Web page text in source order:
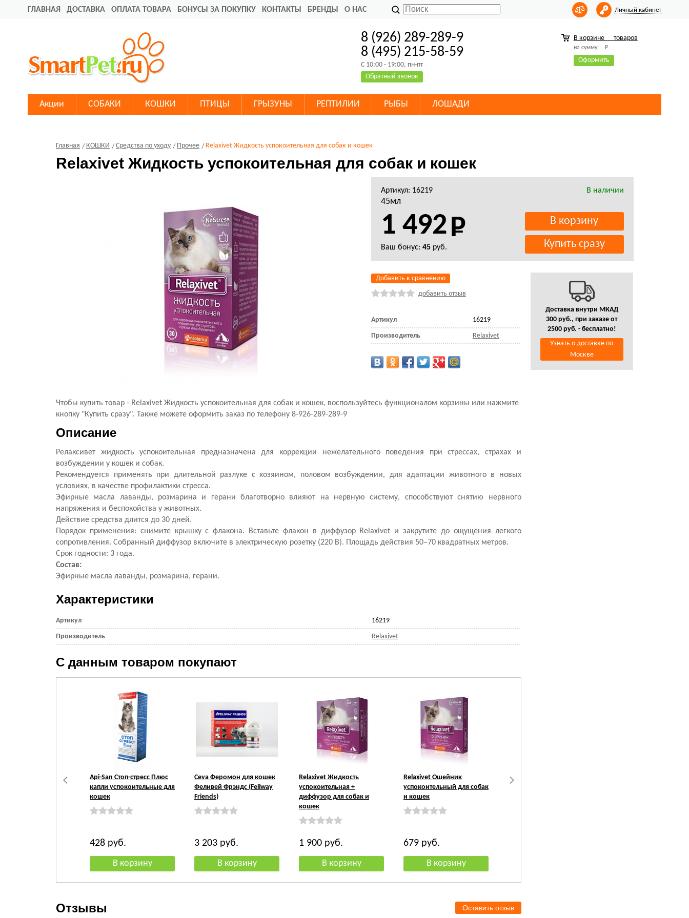
ГЛАВНАЯ ДОСТАВКА ОПЛАТА ТОВАРА БОНУСЫ ЗА ПОКУПКУ КОНТАКТЫ БРЕНДЫ О НАС Личный кабинет
8 (926) 289-289-9
8 (495) 215-58-59
C 10:00 - 19:00, пн-пт
Обратный звонок
В корзине товаров
на сумму: Р
Оформить
Акции СОБАКИ КОШКИ ПТИЦЫ ГРЫЗУНЫ РЕПТИЛИИ РЫБЫ ЛОШАДИ
Главная КОШКИ Средства по уходу Прочее Relaxivet Жидкость успокоительная для собак и кошек
Relaxivet Жидкость успокоительная для собак и кошек
Артикул: 16219 В наличии
45мл
1 492
Ваш бонус: 45руб.
Добавить к сравнению
добавить отзыв
Артикул 16219
Производитель Relaxivet
Чтобы купить товар - Relaxivet Жидкость успокоительная для собак и кошек, воспользуйтесь функционалом корзины или нажмите
кнопку "Купить сразу". Также можете оформить заказ по телефону 8-926-289-289-9
Описание
Релаксивет жидкость успокоительная предназначена для коррекции нежелательного поведения при стрессах, страхах и
возбуждении у кошек и собак.
Рекомендуется применять при длительной разлуке с хозяином, половом возбуждении, для адаптации животного в новых
условиях, в качестве профилактики стресса.
Эфирные масла лаванды, розмарина и герани благотворно влияют на нервную систему, способствуют снятию нервного
напряжения и беспокойства у животных.
Действие средства длится до 30 дней.
Порядок применения: снимите крышку с флакона. Вставьте флакон в диффузор Relaxivet и закрутите до ощущения легкого
сопротивления. Собранный диффузор включите в электрическую розетку (220 В). Площадь действия 50–70 квадратных метров.
Срок годности: 3 года.
Состав:
Эфирные масла лаванды, розмарина, герани.
Характеристики
Артикул 16219
Производитель Relaxivet
С данным товаром покупают
Api-San Стоп-стресс Плюс
капли успокоительные для
кошек
428 руб.
Ceva Феромон для кошек
Феливей Фрэндс (Feliway
Friends)
3 203 руб.
Relaxivet Жидкость
успокоительная +
диффузор для собак и
кошек
1 900 руб.
Relaxivet Ошейник
успокоительный для собак
и кошек
679 руб.
Relaxivet Капли
Отзывы Оставить отзыв
Доставка внутри МКАД
300 руб., при заказе от
2500 руб. - бесплатно!
Узнать о доставке по
Москве